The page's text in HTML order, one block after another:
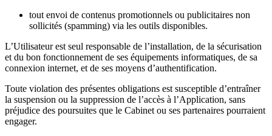
tout envoi de contenus promotionnels ou publicitaires non
sollicités (spamming) via les outils disponibles.
L’Utilisateur est seul responsable de l’installation, de la sécurisation
et du bon fonctionnement de ses équipements informatiques, de sa
connexion internet, et de ses moyens d’authentification.
Toute violation des présentes obligations est susceptible d’entraîner
la suspension ou la suppression de l’accès à l’Application, sans
préjudice des poursuites que le Cabinet ou ses partenaires pourraient
engager.